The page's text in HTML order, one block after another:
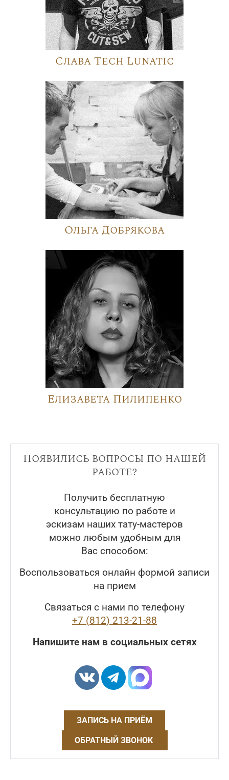
Слава Tech Lunatic
Ольга Добрякова
Елизавета Пилипенко
Появились вопросы по нашей
работе?
Получить бесплатную
консультацию по работе и
эскизам наших тату-мастеров
можно любым удобным для
Вас способом:
Воспользоваться онлайн формой записи
на прием
Связаться с нами по телефону
+7 (812) 213-21-88
Напишите нам в социальных сетях
ЗАПИСЬ НА ПРИЁМ
ОБРАТНЫЙ ЗВОНОК